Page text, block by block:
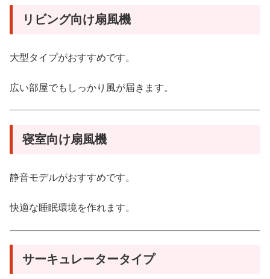
リビング向け扇風機
大型タイプがおすすめです。
広い部屋でもしっかり風が届きます。
寝室向け扇風機
静音モデルがおすすめです。
快適な睡眠環境を作れます。
サーキュレータータイプ